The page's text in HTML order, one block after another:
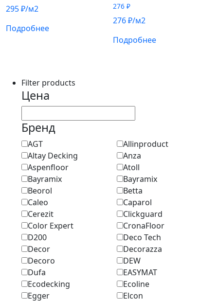
295₽/м2
Подробнее
276₽
276₽/м2
Подробнее
Filter products
Цена
Бренд
AGT
Allinproduct
Altay Decking
Anza
Aspenfloor
Atoll
Bayramix
Bayramix
Beorol
Betta
Caleo
Caparol
Cerezit
Clickguard
Color Expert
CronaFloor
D200
Deco Tech
Decor
Decorazza
Decoro
DEW
Dufa
EASYMAT
Ecodecking
Ecoline
Egger
Elcon